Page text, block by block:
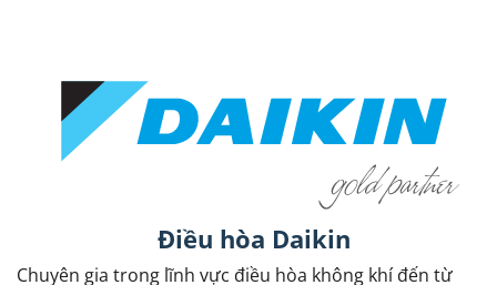
Điều hòa Daikin
Chuyên gia trong lĩnh vực điều hòa không khí đến từ